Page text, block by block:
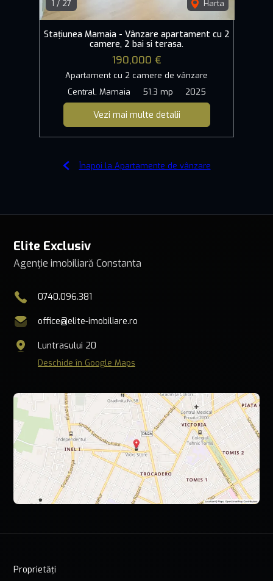
1 / 27 Harta
Stațiunea Mamaia - Vânzare apartament cu 2
camere, 2 bai si terasa.
190,000 €
Apartament cu 2 camere de vânzare
Central, Mamaia
51.3 mp 2025
Vezi mai multe detalii
Înapoi la Apartamente de vânzare
Elite Exclusiv
Agenție imobiliară Constanta
0740.096.381
office@elite-imobiliare.ro
Luntrasului 20
Deschide în Google Maps
Proprietăți